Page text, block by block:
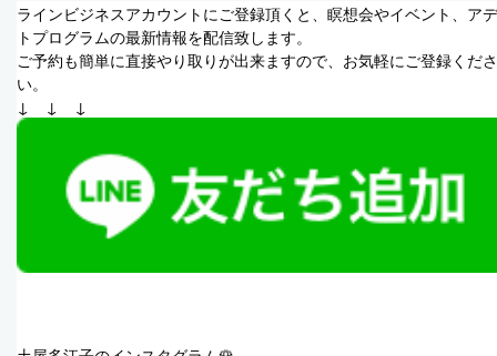
ラインビジネスアカウントにご登録頂くと、瞑想会やイベント、ア
トプログラムの最新情報を配信致します。
ご予約も簡単に直接やり取りが出来ますので、お気軽にご登録くださ
い。
↓　↓　↓